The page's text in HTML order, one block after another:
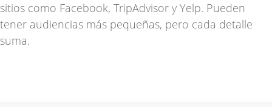
sitios como Facebook, TripAdvisor y Yelp. Pueden
tener audiencias más pequeñas, pero cada detalle
suma.